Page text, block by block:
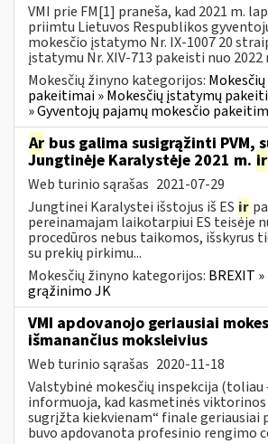
VMI prie FM[1] praneša, kad 2021 m.
priimtu Lietuvos Respublikos
mokesčio įstatymo Nr. IX-1007 20
įstatymu Nr. XIV-713 pakeisti nuo 2022
Mokesčių žinyno kategorijos:
pakeitimai » Mokesčių įstatymų
» Gyventojų pajamų mokesčio
Ar bus galima susigrąžinti PVM,
Jungtinėje Karalystėje 2021 m. ir
Web turinio sąrašas 2021-07-29
Jungtinei Karalystei išstojus iš ES ir
pereinamajam laikotarpiui ES teisėje
procedūros nebus taikomos, išskyrus
su prekių pirkimu...
Mokesčių žinyno kategorijos: BREXIT
grąžinimo JK
VMI apdovanojo geriausiai
išmanančius moksleivius
Web turinio sąrašas 2020-11-18
Valstybinė mokesčių inspekcija (toliau
informuoja, kad kasmetinės viktorinos
sugrįžta kiekvienam“ finale geriausiai
buvo apdovanota profesinio rengimo